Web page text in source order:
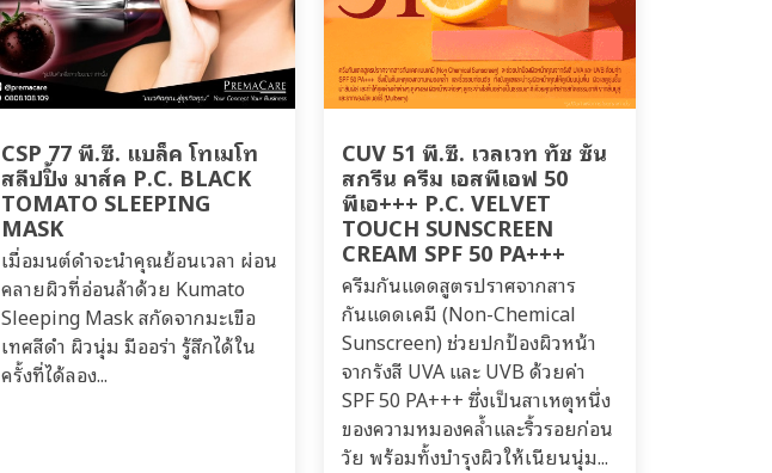
CSP 77 พี.ซี. แบล็ค โทเมโท
สลีปปิ้ง มาส์ค P.C. BLACK
TOMATO SLEEPING
MASK
เมื่อมนต์ดำจะนำคุณย้อนเวลา ผ่อน
คลายผิวที่อ่อนล้าด้วย Kumato
Sleeping Mask สกัดจากมะเขือ
เทศสีดำ ผิวนุ่ม มีออร่า รู้สึกได้ใน
ครั้งที่ได้ลอง...
CUV 51 พี.ซี. เวลเวท ทัช ซัน
สกรีน ครีม เอสพีเอฟ 50
พีเอ+++ P.C. VELVET
TOUCH SUNSCREEN
CREAM SPF 50 PA+++
ครีมกันแดดสูตรปราศจากสาร
กันแดดเคมี (Non-Chemical
Sunscreen) ช่วยปกป้องผิวหน้า
จากรังสี UVA และ UVB ด้วยค่า
SPF 50 PA+++ ซึ่งเป็นสาเหตุหนึ่ง
ของความหมองคล้ำและริ้วรอยก่อน
วัย พร้อมทั้งบำรุงผิวให้เนียนนุ่ม...